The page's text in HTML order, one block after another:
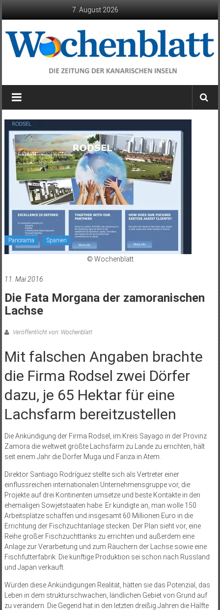
7. August 2026
Wochenblatt
die
der
Kanarischen
Inseln
Panorama Spanien
© Wochenblatt
11. Mai 2016
Die Fata Morgana der zamoranischen
Lachse
Veröffentlicht von: Wochenblatt
Mit falschen Angaben brachte
die Firma Rodsel zwei Dörfer
dazu, je 65 Hektar für eine
Lachsfarm bereitzustellen
Die Ankündigung der Firma Rodsel, im Kreis Sayago in der Provinz
Zamora die weltweit größte Lachsfarm zu Lande zu errichten, hält
seit einem Jahr die Dörfer Muga und Fariza in Atem.
Direktor Santiago Rodríguez stellte sich als Vertreter einer
einflussreichen internationalen Unternehmensgruppe vor, die
Projekte auf drei Kontinenten umsetze und beste Kontakte in den
ehemaligen Sowjetstaaten habe. Er kündigte an, man wolle 150
Arbeitsplätze schaffen und insgesamt 60 Millionen Euro in die
Errichtung der Fischzuchtanlage stecken. Der Plan sieht vor, eine
Reihe großer Fischzuchttanks zu errichten und außerdem eine
Anlage zur Verarbeitung und zum Räuchern der Lachse sowie eine
Fischfutterfabrik. Die künftige Produktion sei schon nach Russland
und Japan verkauft.
Würden diese Ankündigungen Realität, hätten sie das Potenzial, das
Leben in dem strukturschwachen, ländlichen Gebiet von Grund auf
zu verändern. Die Gegend hat in den letzten dreißig Jahren die Hälfte